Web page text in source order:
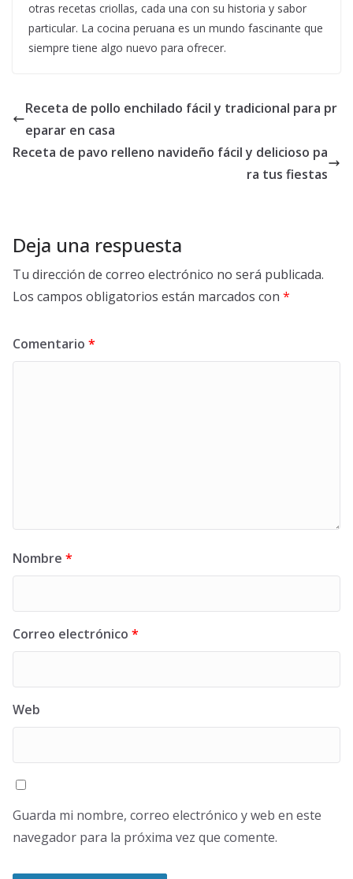
otras recetas criollas, cada una con su historia y sabor
particular. La cocina peruana es un mundo fascinante que
siempre tiene algo nuevo para ofrecer.
Receta de pollo enchilado fácil y tradicional para pr
eparar en casa
Receta de pavo relleno navideño fácil y delicioso pa
ra tus fiestas
Deja una respuesta
Tu dirección de correo electrónico no será publicada.
Los campos obligatorios están marcados con *
Comentario *
Nombre *
Correo electrónico *
Web
Guarda mi nombre, correo electrónico y web en este
navegador para la próxima vez que comente.